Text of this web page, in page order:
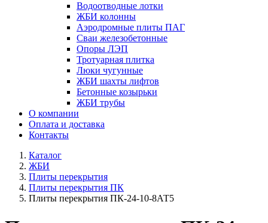
Водоотводные лотки
ЖБИ колонны
Аэродромные плиты ПАГ
Сваи железобетонные
Опоры ЛЭП
Тротуарная плитка
Люки чугунные
ЖБИ шахты лифтов
Бетонные козырьки
ЖБИ трубы
О компании
Оплата и доставка
Контакты
Каталог
ЖБИ
Плиты перекрытия
Плиты перекрытия ПК
Плиты перекрытия ПК-24-10-8АТ5